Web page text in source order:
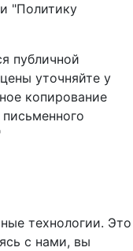
"Политику
публичной
уточняйте у
копирование
технологии. Это
с нами, вы